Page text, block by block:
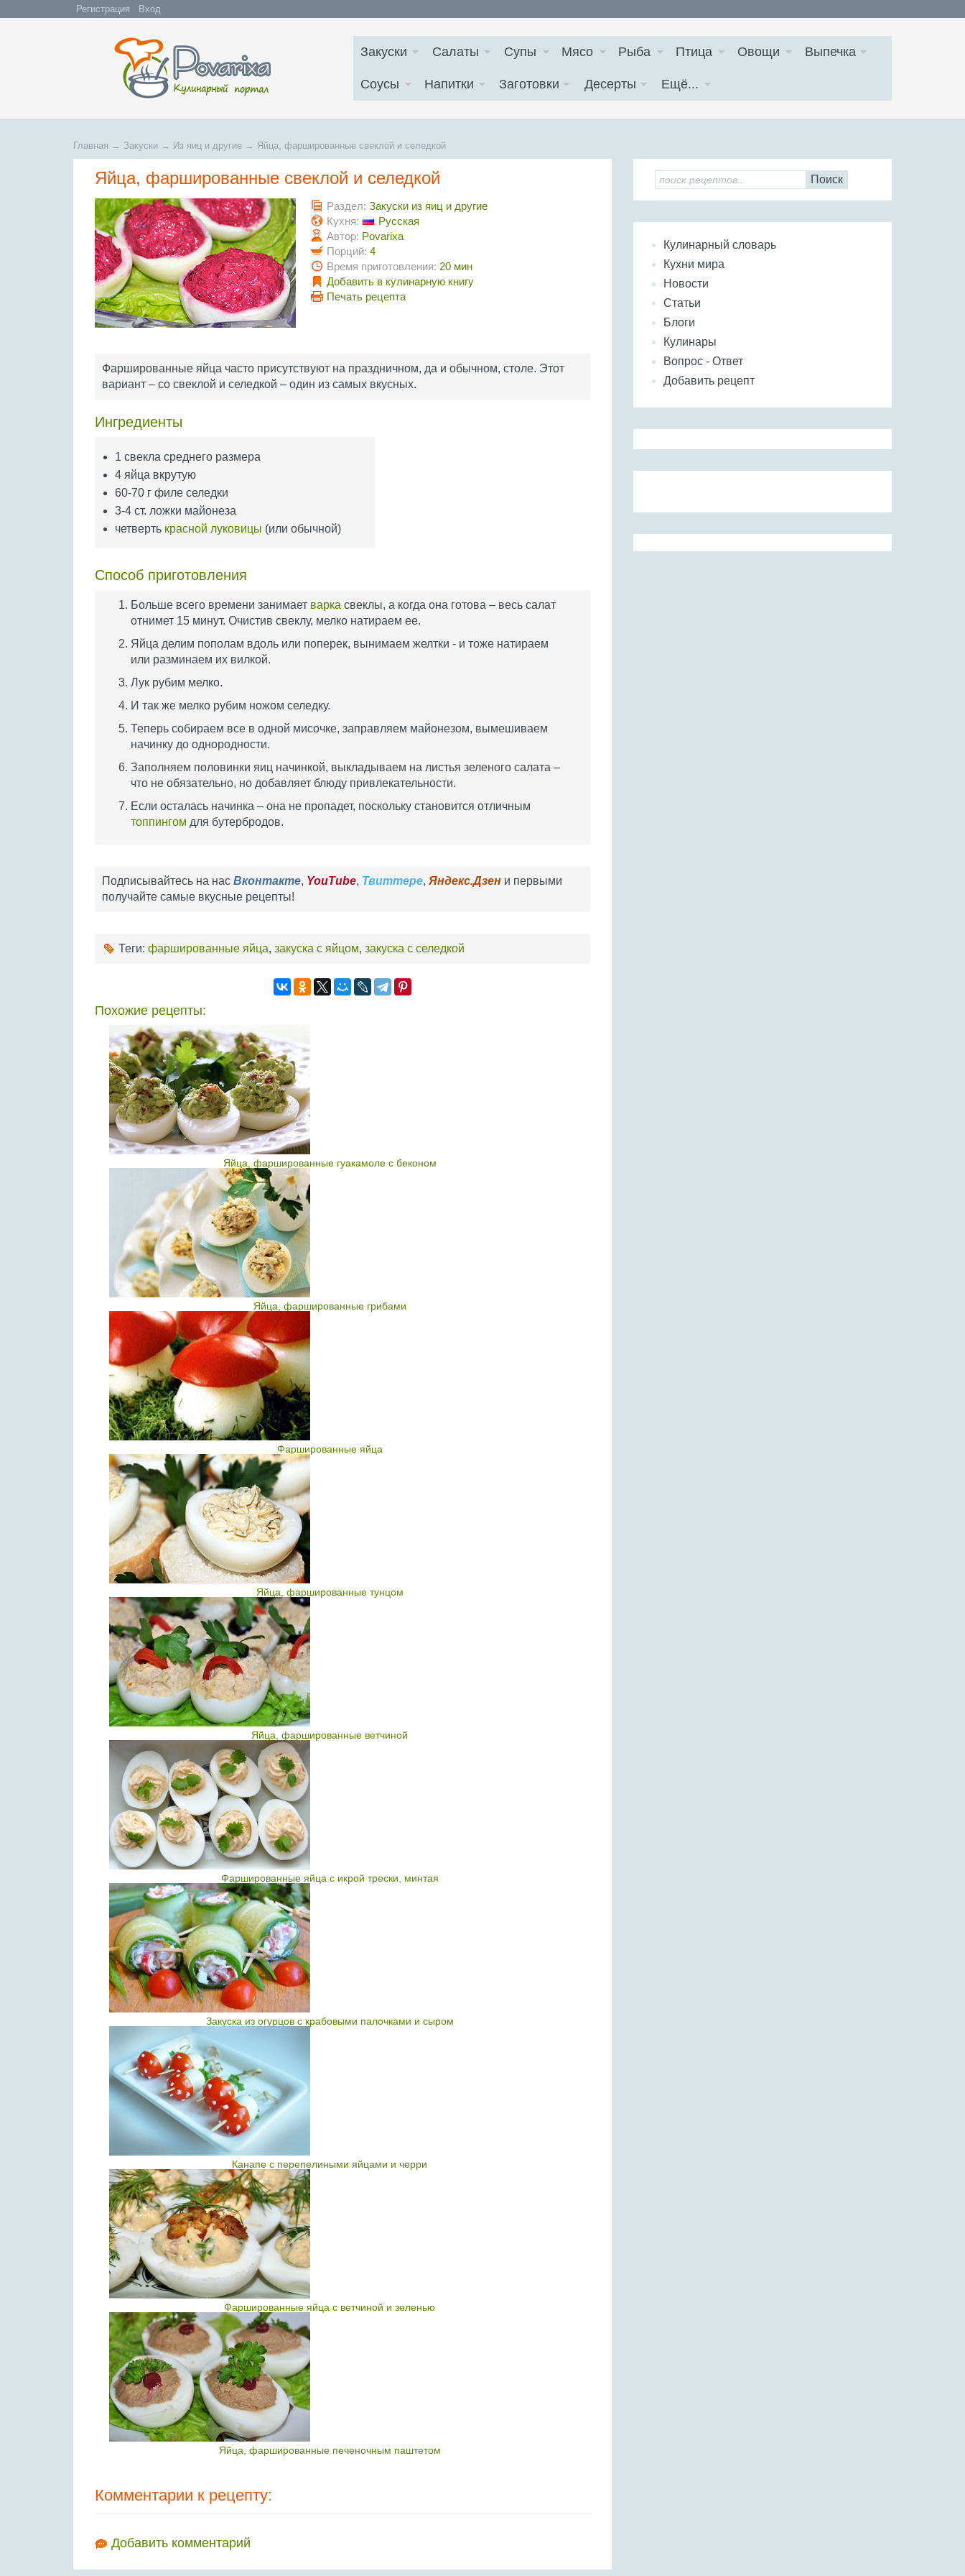
Регистрация Вход
Закуски Салаты Супы Мясо Рыба Птица Овощи Выпечка
Соусы Напитки Заготовки Десерты Ещё...
Главная → Закуски → Из яиц и другие → Яйца, фаршированные свеклой и селедкой
Яйца, фаршированные свеклой и селедкой
Раздел: Закуски из яиц и другие
Кухня:
Русская
Автор: Povarixa
Порций: 4
Время приготовления: 20 мин
Добавить в кулинарную книгу
Печать рецепта
Фаршированные яйца часто присутствуют на праздничном, да и обычном, столе. Этот
вариант – со свеклой и селедкой – один из самых вкусных.
Ингредиенты
1 свекла среднего размера
4 яйца вкрутую
60-70 г филе селедки
3-4 ст. ложки майонеза
четверть красной луковицы (или обычной)
Способ приготовления
Больше всего времени занимает варка свеклы, а когда она готова – весь салат
отнимет 15 минут. Очистив свеклу, мелко натираем ее.
Яйца делим пополам вдоль или поперек, вынимаем желтки - и тоже натираем
или разминаем их вилкой.
Лук рубим мелко.
И так же мелко рубим ножом селедку.
Теперь собираем все в одной мисочке, заправляем майонезом, вымешиваем
начинку до однородности.
Заполняем половинки яиц начинкой, выкладываем на листья зеленого салата –
что не обязательно, но добавляет блюду привлекательности.
Если осталась начинка – она не пропадет, поскольку становится отличным
топпингом для бутербродов.
Подписывайтесь на нас Вконтакте, YouTube, Твиттере, Яндекс.Дзен и первыми
получайте самые вкусные рецепты!
Теги: фаршированные яйца, закуска с яйцом, закуска с селедкой
Похожие рецепты:
Яйца, фаршированные гуакамоле с беконом
Яйца, фаршированные грибами
Фаршированные яйца
Яйца, фаршированные тунцом
Яйца, фаршированные ветчиной
Фаршированные яйца с икрой трески, минтая
Закуска из огурцов с крабовыми палочками и сыром
Канапе с перепелиными яйцами и черри
Фаршированные яйца с ветчиной и зеленью
Яйца, фаршированные печеночным паштетом
Комментарии к рецепту:
Добавить комментарий
Поиск
Кулинарный словарь
Кухни мира
Новости
Статьи
Блоги
Кулинары
Вопрос - Ответ
Добавить рецепт